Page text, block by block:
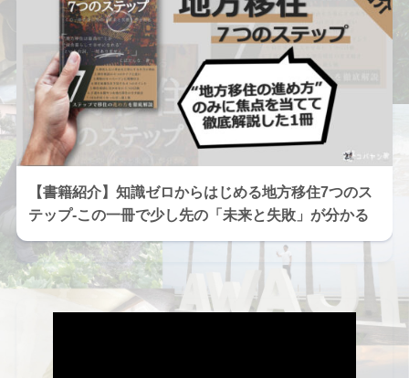
【書籍紹介】知識ゼロからはじめる地方移住7つのス
テップ-この一冊で少し先の「未来と失敗」が分かる